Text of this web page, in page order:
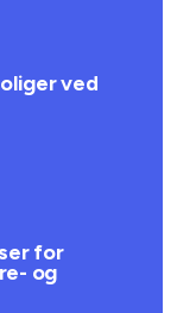
ved
for
og